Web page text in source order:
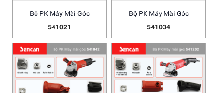
Bộ PK Máy Mài Góc
541021
Bộ PK Máy Mài Góc
541034